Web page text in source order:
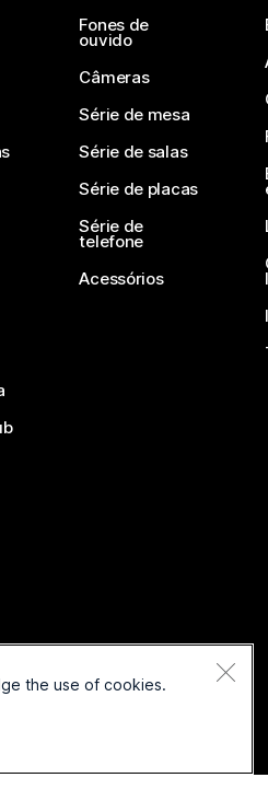
Fones de
ouvido
Câmeras
Série de mesa
Série de salas
Série de placas
Série de
telefone
Acessórios
reservados.
the use of cookies.